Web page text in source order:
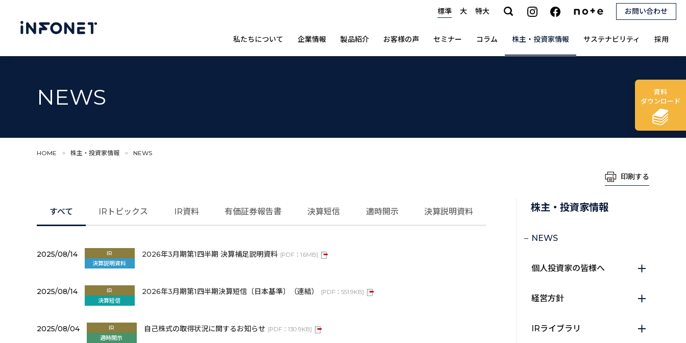
標準 大 特大 search お問い合わせ
資料
ダウンロード
私たちについて 企業情報 製品紹介 お客様の声 セミナー コラム 株主・投資家情報 サステナビリティ 採用
NEWS
HOME > 株主・投資家情報 > NEWS
印刷する
すべて IRトピックス IR資料 有価証券報告書 決算短信 適時開示 決算説明資料
2025/08/14
IR
決算説明資料
2026年3月期第1四半期 決算補足説明資料 [PDF：1.6MB]
2025/08/14
IR
決算短信
2026年3月期第1四半期決算短信〔日本基準〕（連結） [PDF：551.9KB]
2025/08/04
IR
適時開示
自己株式の取得状況に関するお知らせ [PDF：130.9KB]
株主・投資家情報
NEWS
個人投資家の皆様へ
経営方針
IRライブラリ